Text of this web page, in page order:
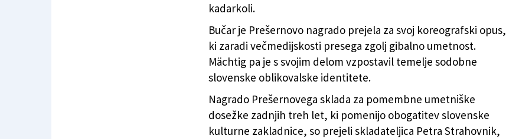
kadarkoli.
Bučar je Prešernovo nagrado prejela za svoj koreografski opus,
ki zaradi večmedijskosti presega zgolj gibalno umetnost.
Mächtig pa je s svojim delom vzpostavil temelje sodobne
slovenske oblikovalske identitete.
Nagrado Prešernovega sklada za pomembne umetniške
dosežke zadnjih treh let, ki pomenijo obogatitev slovenske
kulturne zakladnice, so prejeli skladateljica Petra Strahovnik,